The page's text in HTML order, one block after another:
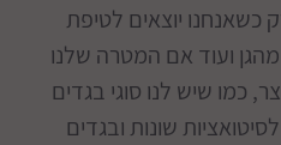
יוצאים לטיפת
ועוד אם המטרה שלנו
כמו שיש לנו סוגי בגדים
שונות ובגדים